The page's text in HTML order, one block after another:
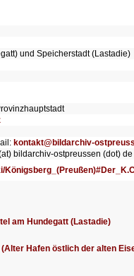
und Speicherstadt (Lastadie)
kontakt@bildarchiv-
bildarchiv-ostpreussen (dot) de
am Hundegatt (Lastadie)
Hafen östlich der alten